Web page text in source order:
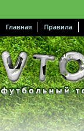
Главная Правила